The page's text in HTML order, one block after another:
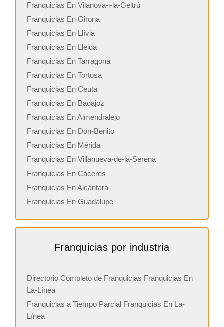
Franquicias En Vilanova-i-la-Geltrú
Franquicias En Girona
Franquicias En Llívia
Franquicias En Lleida
Franquicias En Tarragona
Franquicias En Tortosa
Franquicias En Ceuta
Franquicias En Badajoz
Franquicias En Almendralejo
Franquicias En Don-Benito
Franquicias En Mérida
Franquicias En Villanueva-de-la-Serena
Franquicias En Cáceres
Franquicias En Alcántara
Franquicias En Guadalupe
Franquicias por industria
Directorio Completo de Franquicias Franquicias En
La-Línea
Franquicias a Tiempo Parcial Franquicias En La-
Línea